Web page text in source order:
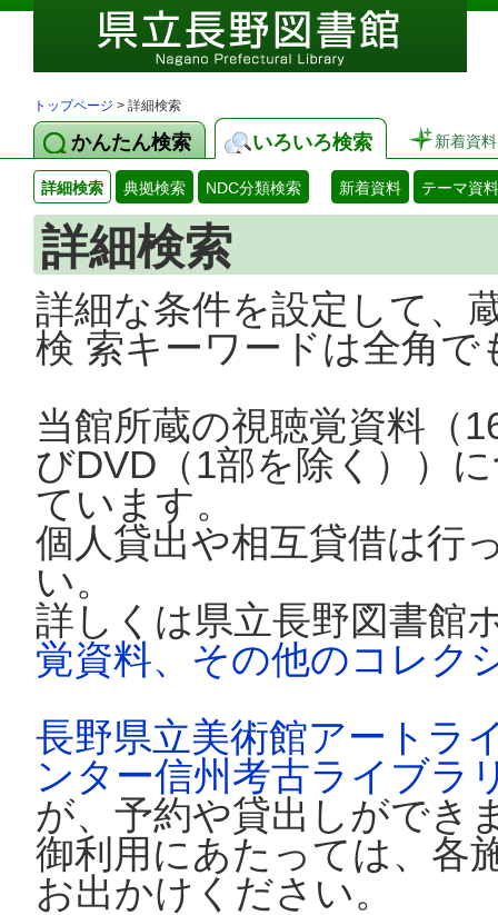
トップページ > 詳細検索
かんたん検索 いろいろ検索 新着資料
詳細検索 典拠検索 NDC分類検索 新着資料 テーマ資料
詳細検索
詳細な条件を設定して、
検 索キーワードは全角
当館所蔵の視聴覚資料（
びDVD（1部を除く））
ています。
個人貸出や相互貸借は行
い。
詳しくは県立長野図書館
覚資料、その他のコレク
長野県立美術館アートラ
ンター信州考古ライブラ
が、予約や貸出しができ
御利用にあたっては、各
お出かけください。